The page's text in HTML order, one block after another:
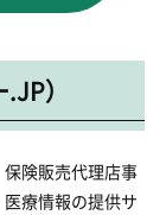
）
険販売代理店事
療情報の提供サ